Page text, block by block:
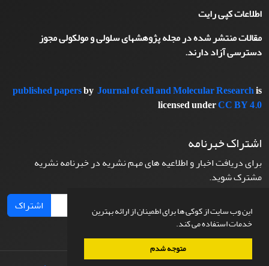
این وب سایت از کوکی ها برای اطمینان از ارائه بهترین
خدمات استفاده می کند.
متوجه شدم
اطلاعات کپی رایت
مقالات منتشر شده در مجله پژوهشهای سلولی و مولکولی مجوز
دسترسی آزاد دارند.
published papersby Journal of cell and Molecular Researchis
licensed underCC BY 4.0
اشتراک خبرنامه
برای دریافت اخبار و اطلاعیه های مهم نشریه در خبرنامه نشریه
مشترک شوید.
اشتراک